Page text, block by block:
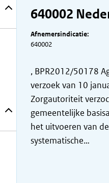
640002
Afnemersindicatie:
640002
, BPR2012/50178
verzoek van 10
Zorgautoriteit
gemeentelijke
het uitvoeren van
systematische…